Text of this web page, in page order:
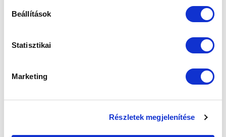
Beállítások
Statisztikai
Marketing
Részletek megjelenítése